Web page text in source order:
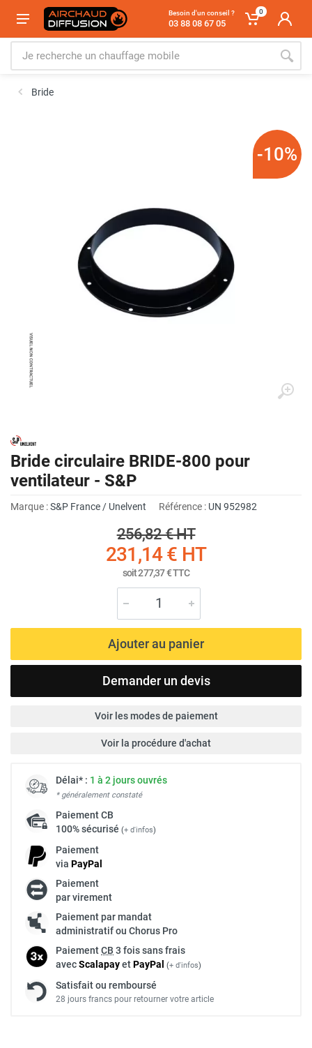
Besoin d'un conseil ?
03 88 08 67 05
0
Bride
-10%
Bride circulaire BRIDE-800 pour
ventilateur - S&P
Marque :S&P France / Unelvent Référence : UN 952982
256,82 €HT
231,14 € HT
soit277,37 €TTC
Ajouter au panier
Demander un devis
Voir les modes de paiement
Voir la procédure d'achat
Délai* : 1 à 2 jours ouvrés
* généralement constaté
PaiementCB
100% sécurisé (+ d'infos)
Paiement
via PayPal
Paiement
par virement
Paiement par mandat
administratif ou Chorus Pro
PaiementCB 3 fois sans frais
avecScalapayetPayPal (+ d'infos)
Satisfait ou remboursé
28 jours francs pour retourner votre article